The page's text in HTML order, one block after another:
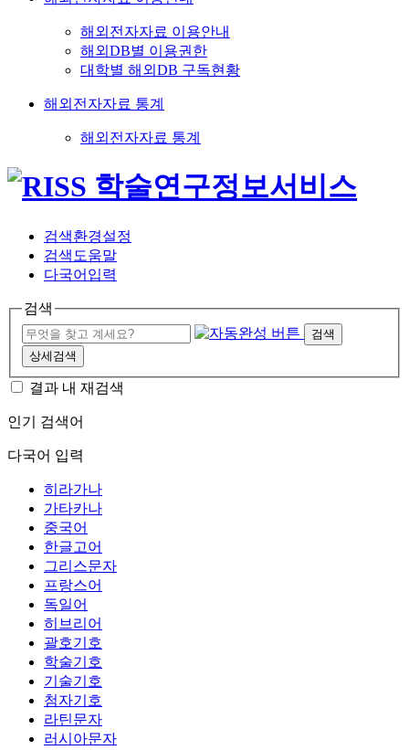
해외전자자료 이용안내
해외DB별 이용권한
대학별 해외DB 구독현황
해외전자자료 통계
해외전자자료 통계
검색환경설정
검색도움말
다국어입력
검색
검색
상세검색
결과 내 재검색
인기 검색어
다국어 입력
히라가나
가타카나
중국어
한글고어
그리스문자
프랑스어
독일어
히브리어
괄호기호
학술기호
기술기호
첨자기호
라틴문자
러시아문자